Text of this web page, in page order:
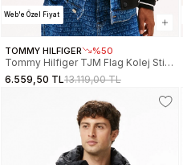
Web'e Özel Fiyat
TOMMY HILFIGER %50
Tommy Hilfiger TJM Flag Kolej Stili
Erkek Siyah Ceket
DM0DM22439BDS
6.559,50 TL13.119,00 TL